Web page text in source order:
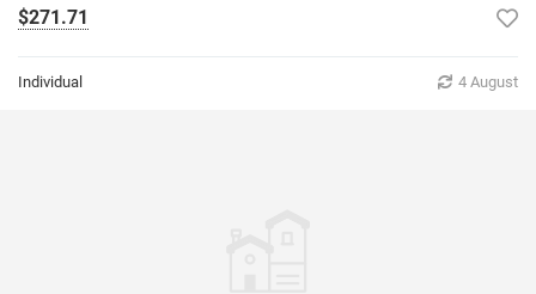
$271.71
Individual 4 August